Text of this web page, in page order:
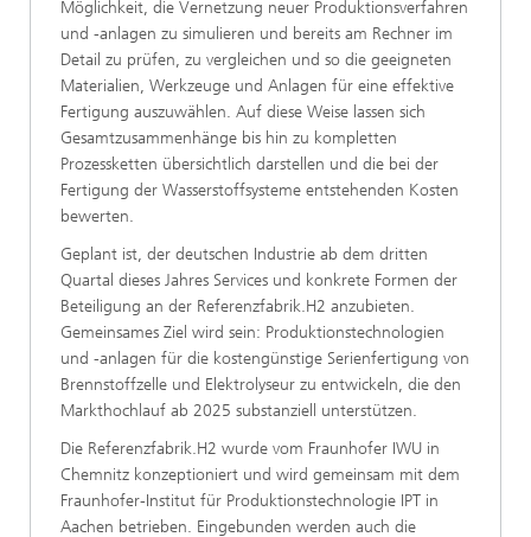
Möglichkeit, die Vernetzung neuer Produktionsverfahren
und -anlagen zu simulieren und bereits am Rechner im
Detail zu prüfen, zu vergleichen und so die geeigneten
Materialien, Werkzeuge und Anlagen für eine effektive
Fertigung auszuwählen. Auf diese Weise lassen sich
Gesamtzusammenhänge bis hin zu kompletten
Prozessketten übersichtlich darstellen und die bei der
Fertigung der Wasserstoffsysteme entstehenden Kosten
bewerten.
Geplant ist, der deutschen Industrie ab dem dritten
Quartal dieses Jahres Services und konkrete Formen der
Beteiligung an der Referenzfabrik.H2 anzubieten.
Gemeinsames Ziel wird sein: Produktionstechnologien
und -anlagen für die kostengünstige Serienfertigung von
Brennstoffzelle und Elektrolyseur zu entwickeln, die den
Markthochlauf ab 2025 substanziell unterstützen.
Die Referenzfabrik.H2 wurde vom Fraunhofer IWU in
Chemnitz konzeptioniert und wird gemeinsam mit dem
Fraunhofer-Institut für Produktionstechnologie IPT in
Aachen betrieben. Eingebunden werden auch die